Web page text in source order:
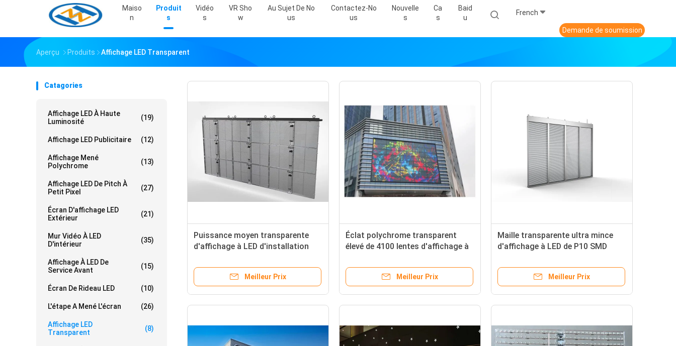
Maiso
N
Produit
S
Vidéo
S
VR Sho
W
Au Sujet De No
Us
Contactez-No
Us
Nouvelle
S
Ca
S
Baid
U
French
Demande de soumission
Aperçu Produits Affichage LED Transparent
Catagories
Affichage LED À Haute
Luminosité
(19)
Affichage LED Publicitaire (12)
Affichage Mené
Polychrome
(13)
Affichage LED De Pitch À
Petit Pixel
(27)
Écran D'affichage LED
Extérieur
(21)
Mur Vidéo À LED
D'intérieur
(35)
Affichage À LED De
Service Avant
(15)
Écran De Rideau LED (10)
L'étape A Mené L'écran (26)
Affichage LED
Transparent
(8)
Puissance moyen transparente
d'affichage à LED d'installation
Meilleur Prix
Éclat polychrome transparent
élevé de 4100 lentes d'affichage à
Meilleur Prix
Maille transparente ultra mince
d'affichage à LED de P10 SMD
Meilleur Prix